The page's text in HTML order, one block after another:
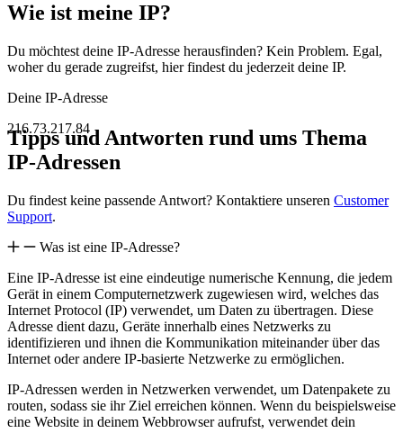
Wie ist meine IP?
Du möchtest deine IP-Adresse herausfinden? Kein Problem. Egal,
woher du gerade zugreifst, hier findest du jederzeit deine IP.
Deine IP-Adresse
216.73.217.84
Tipps und Antworten rund ums Thema
IP-Adressen
Du findest keine passende Antwort? Kontaktiere unseren Customer
Support.
Was ist eine IP-Adresse?
Eine IP-Adresse ist eine eindeutige numerische Kennung, die jedem
Gerät in einem Computernetzwerk zugewiesen wird, welches das
Internet Protocol (IP) verwendet, um Daten zu übertragen. Diese
Adresse dient dazu, Geräte innerhalb eines Netzwerks zu
identifizieren und ihnen die Kommunikation miteinander über das
Internet oder andere IP-basierte Netzwerke zu ermöglichen.
IP-Adressen werden in Netzwerken verwendet, um Datenpakete zu
routen, sodass sie ihr Ziel erreichen können. Wenn du beispielsweise
eine Website in deinem Webbrowser aufrufst, verwendet dein